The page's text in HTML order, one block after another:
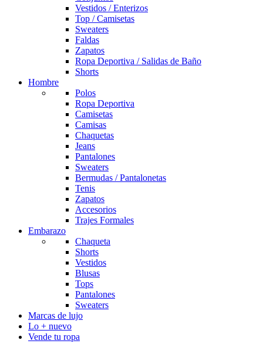
Vestidos / Enterizos
Top / Camisetas
Sweaters
Faldas
Zapatos
Ropa Deportiva / Salidas de Baño
Shorts
Hombre
Polos
Ropa Deportiva
Camisetas
Camisas
Chaquetas
Jeans
Pantalones
Sweaters
Bermudas / Pantalonetas
Tenis
Zapatos
Accesorios
Trajes Formales
Embarazo
Chaqueta
Shorts
Vestidos
Blusas
Tops
Pantalones
Sweaters
Marcas de lujo
Lo + nuevo
Vende tu ropa